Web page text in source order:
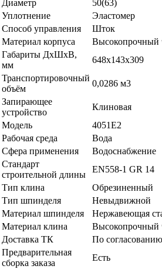
Диаметр
50(63)
Уплотнение
Эластомер
Способ управления
Шток
Материал корпуса
Высокопрочный
Габариты ДхШхВ,
мм
648х143х309
Транспортировочный
объём
0,0286 м3
Запирающее
устройство
Клиновая
Модель
4051E2
Рабочая среда
Вода
Сфера применения
Водоснабжение
Стандарт
строительной длины
EN558-1 GR 14
Тип клина
Обрезиненный
Тип шпинделя
Невыдвижной
Материал шпинделя
Нержавеющая
Материал клина
Высокопрочный
Доставка ТК
По согласованию
Предварительная
сборка заказа
Есть